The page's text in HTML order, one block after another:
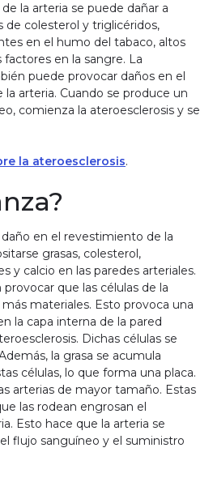
la arteria se puede dañar a
de colesterol y triglicéridos,
en el humo del tabaco, altos
en la sangre. La
puede provocar daños en el
arteria. Cuando se produce un
comienza la ateroesclerosis y se
la ateroesclerosis.
en el revestimiento de la
grasas, colesterol,
y calcio en las paredes arteriales.
que las células de la
materiales. Esto provoca una
la capa interna de la pared
Dichas células se
la grasa se acumula
células, lo que forma una placa.
arterias de mayor tamaño. Estas
las rodean engrosan el
Esto hace que la arteria se
flujo sanguíneo y el suministro